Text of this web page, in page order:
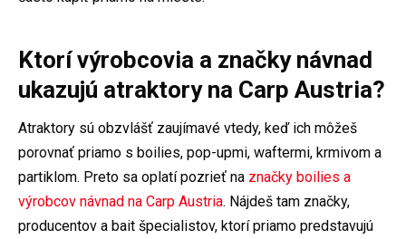
Ktorí výrobcovia a značky návnad
ukazujú atraktory na Carp Austria?
Atraktory sú obzvlášť zaujímavé vtedy, keď ich môžeš
porovnať priamo s boilies, pop-upmi, waftermi, krmivom a
partiklom. Preto sa oplatí pozrieť na značky boilies a
výrobcov návnad na Carp Austria. Nájdeš tam značky,
producentov a bait špecialistov, ktorí priamo predstavujú